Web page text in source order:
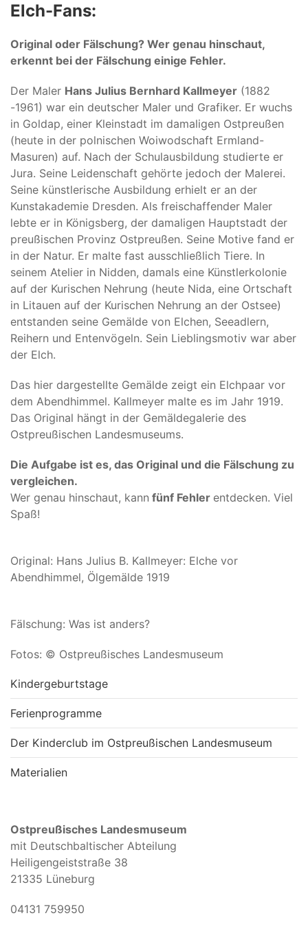
Elch-Fans:
Original oder Fälschung? Wer genau hinschaut,
erkennt bei der Fälschung einige Fehler.
Der Maler Hans Julius Bernhard Kallmeyer (1882
-1961) war ein deutscher Maler und Grafiker. Er wuchs
in Goldap, einer Kleinstadt im damaligen Ostpreußen
(heute in der polnischen Woiwodschaft Ermland-
Masuren) auf. Nach der Schulausbildung studierte er
Jura. Seine Leidenschaft gehörte jedoch der Malerei.
Seine künstlerische Ausbildung erhielt er an der
Kunstakademie Dresden. Als freischaffender Maler
lebte er in Königsberg, der damaligen Hauptstadt der
preußischen Provinz Ostpreußen. Seine Motive fand er
in der Natur. Er malte fast ausschließlich Tiere. In
seinem Atelier in Nidden, damals eine Künstlerkolonie
auf der Kurischen Nehrung (heute Nida, eine Ortschaft
in Litauen auf der Kurischen Nehrung an der Ostsee)
entstanden seine Gemälde von Elchen, Seeadlern,
Reihern und Entenvögeln. Sein Lieblingsmotiv war aber
der Elch.
Das hier dargestellte Gemälde zeigt ein Elchpaar vor
dem Abendhimmel. Kallmeyer malte es im Jahr 1919.
Das Original hängt in der Gemäldegalerie des
Ostpreußischen Landesmuseums.
Die Aufgabe ist es, das Original und die Fälschung zu
vergleichen.
Wer genau hinschaut, kann fünf Fehler entdecken. Viel
Spaß!
Original: Hans Julius B. Kallmeyer: Elche vor
Abendhimmel, Ölgemälde 1919
Fälschung: Was ist anders?
Fotos: © Ostpreußisches Landesmuseum
Kindergeburtstage
Ferienprogramme
Der Kinderclub im Ostpreußischen Landesmuseum
Materialien
Ostpreußisches Landesmuseum
mit Deutschbaltischer Abteilung
Heiligengeiststraße 38
21335 Lüneburg
04131 759950